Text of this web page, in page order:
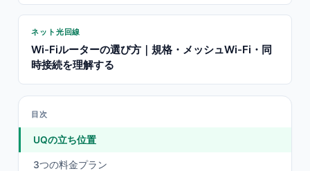
ネット光回線
Wi-Fiルーターの選び方｜規格・メッシュWi-Fi・同
時接続を理解する
目次
UQの立ち位置
3つの料金プラン